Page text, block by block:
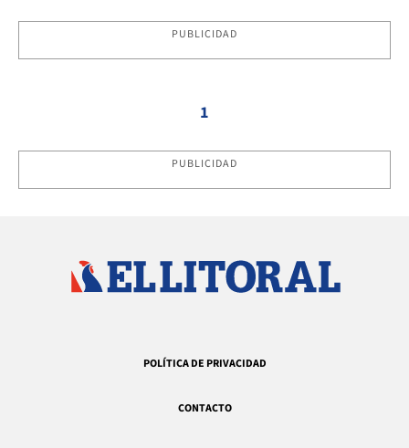
PUBLICIDAD
1
PUBLICIDAD
POLÍTICA DE PRIVACIDAD
CONTACTO